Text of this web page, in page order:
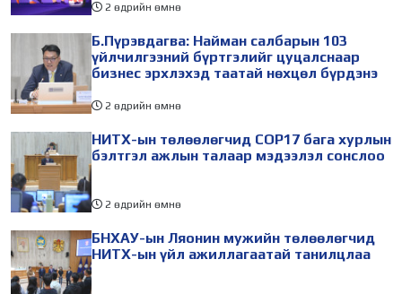
2 өдрийн өмнө
Б.Пүрэвдагва: Найман салбарын 103
үйлчилгээний бүртгэлийг цуцалснаар
бизнес эрхлэхэд таатай нөхцөл бүрдэнэ
2 өдрийн өмнө
НИТХ-ын төлөөлөгчид COP17 бага хурлын
бэлтгэл ажлын талаар мэдээлэл сонслоо
2 өдрийн өмнө
БНХАУ-ын Ляонин мужийн төлөөлөгчид
НИТХ-ын үйл ажиллагаатай танилцлаа